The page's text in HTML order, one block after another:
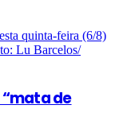
de